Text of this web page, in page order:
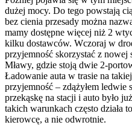
dużej mocy. Do tego powstają
bez cienia przesady można
mamy dostępne więcej niż 2
kilku dostawców. Wczoraj w
przyjemność skorzystać z
Mławy, gdzie stoją dwie 2-
Ładowanie auta w trasie na
przyjemność – zdążyłem ledwie
przekąskę na stacji i auto było
takich warunkach często działa
kierowcę, a nie odwrotnie.